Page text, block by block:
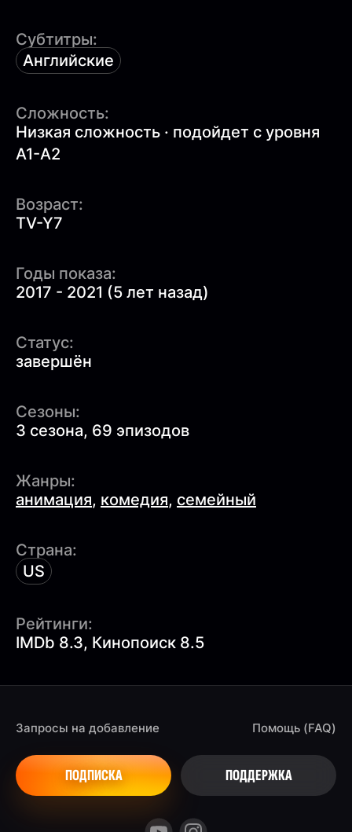
Субтитры:
Английские
Сложность:
Низкая сложность · подойдет с уровня
A1-A2
Возраст:
TV-Y7
Годы показа:
2017 - 2021 (5 лет назад)
Статус:
завершён
Сезоны:
3 сезона, 69 эпизодов
Жанры:
анимация, комедия, семейный
Страна:
US
Рейтинги:
IMDb 8.3, Кинопоиск 8.5
Запросы на добавление
ПОДПИСКА
Помощь (FAQ)
ПОДДЕРЖКА